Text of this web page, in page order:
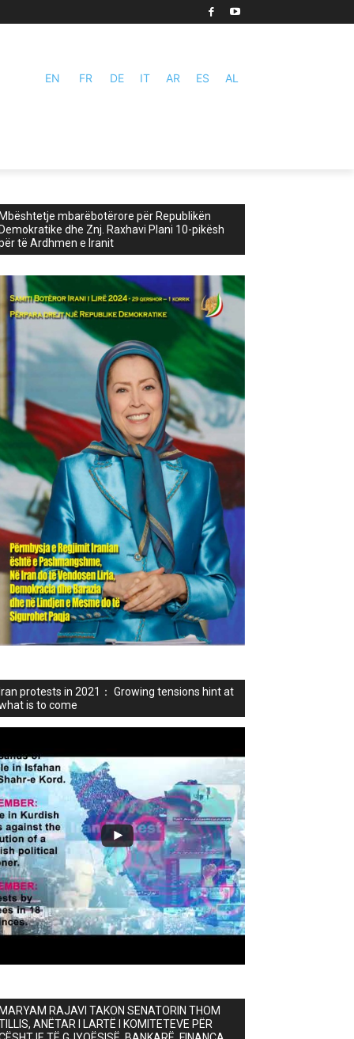
EN FR DE IT AR ES AL
mbarëbotërore për Republikën
dhe Znj. Raxhavi Plani 10-pikësh
të Ardhmen e Iranit
protests in 2021： Growing tensions hint at
is to come
RAJAVI TAKON SENATORIN THOM
ANËTAR I LARTË I KOMITETEVE PËR